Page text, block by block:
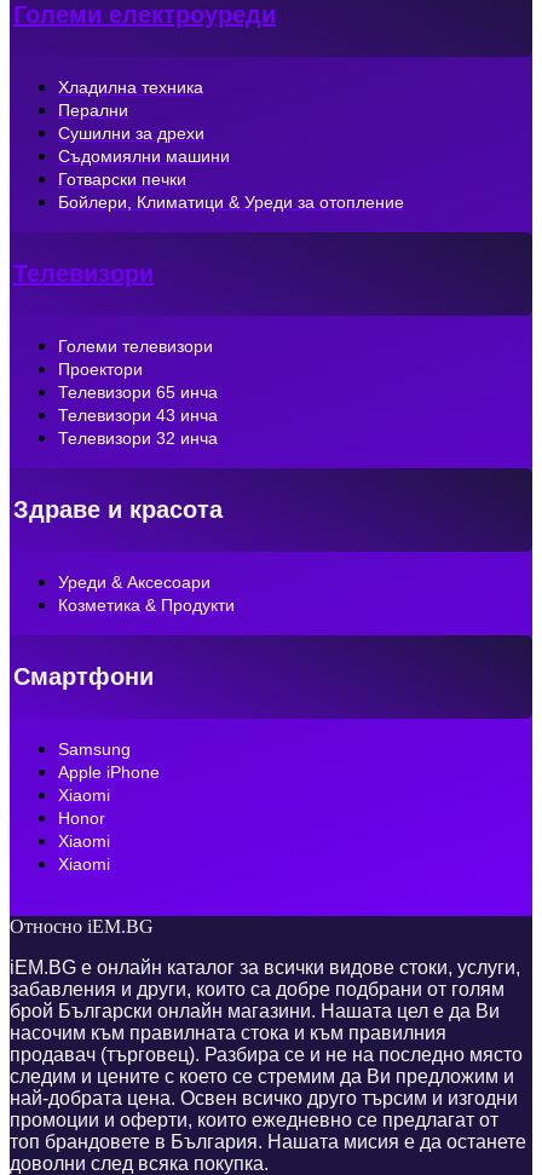
Големи електроуреди
Хладилна техника
Перални
Сушилни за дрехи
Съдомиялни машини
Готварски печки
Бойлери, Климатици & Уреди за отопление
Телевизори
Големи телевизори
Проектори
Телевизори 65 инча
Телевизори 43 инча
Телевизори 32 инча
Здраве и красота
Уреди & Аксесоари
Козметика & Продукти
Смартфони
Samsung
Apple iPhone
Xiaomi
Honor
Xiaomi
Xiaomi
Относно iEM.BG
iEM.BG е онлайн каталог за всички видове стоки, услуги,
забавления и други, които са добре подбрани от голям
брой Български онлайн магазини. Нашата цел е да Ви
насочим към правилната стока и към правилния
продавач (търговец). Разбира се и не на последно място
следим и цените с което се стремим да Ви предложим и
най-добрата цена. Освен всичко друго търсим и изгодни
промоции и оферти, които ежедневно се предлагат от
топ брандовете в България. Нашата мисия е да останете
доволни след всяка покупка.